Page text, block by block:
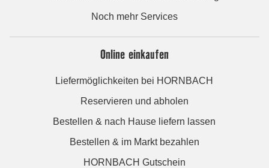
Noch mehr Services
Online einkaufen
Liefermöglichkeiten bei HORNBACH
Reservieren und abholen
Bestellen & nach Hause liefern lassen
Bestellen & im Markt bezahlen
HORNBACH Gutschein